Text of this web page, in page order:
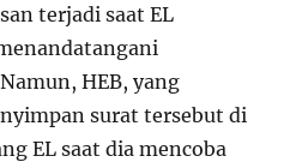
terjadi saat EL
HEB, yang
surat tersebut di
EL saat dia mencoba